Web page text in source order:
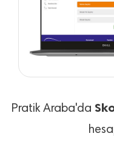
Pratik Araba'da